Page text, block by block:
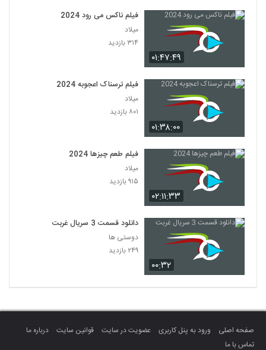
۰۱:۴۷:۴۹
فیلم ناکس می رود 2024
میلاد
۳۱۴ بازدید
۰۱:۳۸:۰۰
فیلم ترسناک اعجوبه 2024
میلاد
۸۰۱ بازدید
۰۲:۱۱:۳۳
فیلم طعم چیزها 2024
میلاد
۹۱۵ بازدید
۰۰:۳۲
دانلود قسمت 3 سریال غربت
دوستی ها
۲۴۹ بازدید
صفحه اصلی ورود به پنل کاربری عضویت در سایت قوانین سایت
درباره ما
تماس با ما